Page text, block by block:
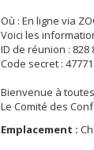
Où : En ligne via
Voici les
ID de réunion : 828
Code secret :
Bienvenue à
Le Comité des
Emplacement :